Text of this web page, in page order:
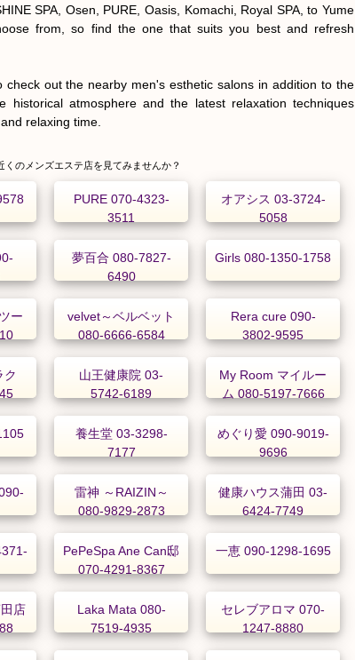
SPA, Osen, PURE, Oasis, Komachi, Royal SPA, to Yume
from, so find the one that suits you best and refresh
out the nearby men's esthetic salons in addition to the
historical atmosphere and the latest relaxation techniques
relaxing time.
のメンズエステ店を見てみませんか？
PURE 070-4323-
3511
オアシス 03-3724-
5058
夢百合 080-7827-
6490
Girls 080-1350-1758
ー
velvet～ベルベット
080-6666-6584
Rera cure 090-
3802-9595
ク
山王健康院 03-
5742-6189
My Room マイルー
ム 080-5197-7666
養生堂 03-3298-
7177
めぐり愛 090-9019-
9696
雷神 ～RAIZIN～
080-9829-2873
健康ハウス蒲田 03-
6424-7749
PePeSpa Ane Can邸
070-4291-8367
一恵 090-1298-1695
店
Laka Mata 080-
7519-4935
セレブアロマ 070-
1247-8880